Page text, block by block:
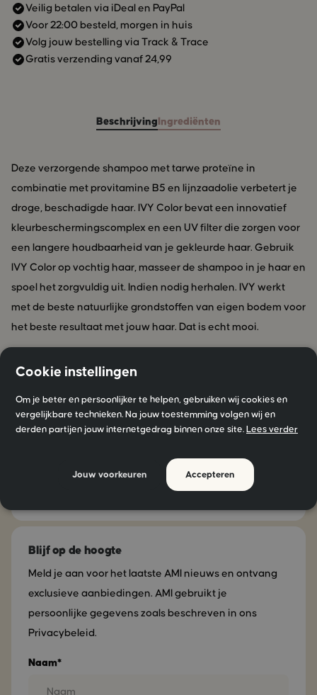
met de beste natuurlijke grondstoffen van eigen bodem voor
het beste resultaat met jouw haar. Dat is echt mooi.
Veilig betalen via iDeal en PayPal
Voor 22:00 besteld, morgen in huis
Volg jouw bestelling via Track & Trace
Gratis verzending vanaf 24,99
Beschrijving Ingrediënten
Deze verzorgende shampoo met tarwe proteïne in
combinatie met provitamine B5 en lijnzaadolie verbetert je
droge, beschadigde haar. IVY Color bevat een innovatief
kleurbeschermingscomplex en een UV filter die zorgen voor
een langere houdbaarheid van je gekleurde haar. Gebruik
IVY Color op vochtig haar, masseer de shampoo in je haar en
spoel het zorgvuldig uit. Indien nodig herhalen. IVY werkt
met de beste natuurlijke grondstoffen van eigen bodem voor
het beste resultaat met jouw haar. Dat is echt mooi.
Blijf geïnspireerd!
Blijf op de hoogte
Meld je aan voor het laatste AMI nieuws en ontvang
exclusieve aanbiedingen. AMI gebruikt je
persoonlijke gegevens zoals beschreven in ons
Privacybeleid.
Naam*
Cookie instellingen
Om je beter en persoonlijker te helpen, gebruiken wij cookies en
vergelijkbare technieken. Na jouw toestemming volgen wij en
derden partijen jouw internetgedrag binnen onze site. Lees verder
Accepteren
Jouw voorkeuren